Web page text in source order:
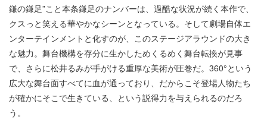
鎌の鎌足”こと本条鎌足のナンバーは、過酷な状況が続く本作で、
クスっと笑える華やかなシーンとなっている。そして劇場自体エ
ンターテインメントと化すのが、このステージアラウンドの大き
な魅力。舞台機構を存分に生かしためくるめく舞台転換が見事
で、さらに松井るみが手がける重厚な美術が圧巻だ。360°という
広大な舞台面すべてに血が通っており、だからこそ登場人物たち
が確かにそこで生きている、という説得力を与えられるのだろ
う。